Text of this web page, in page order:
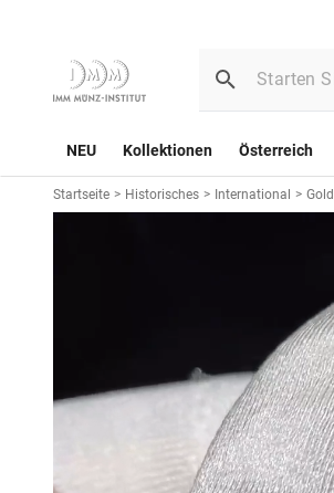
NEU Kollektionen Österreich
Startseite > Historisches > International >